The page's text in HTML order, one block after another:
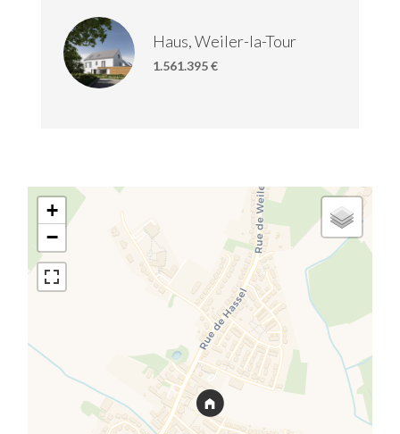
Haus, Weiler-la-Tour
1.561.395 €
+
−